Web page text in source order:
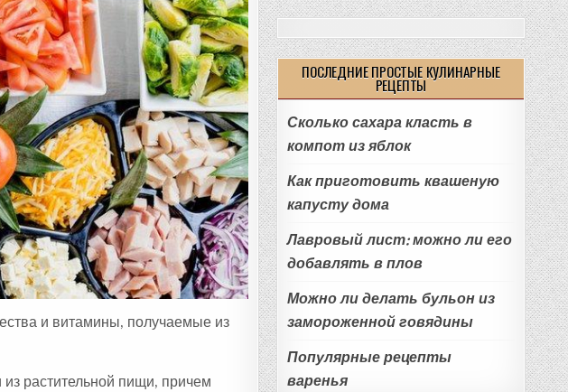
и витамины, получаемые из
растительной пищи, причем
ПОСЛЕДНИЕ ПРОСТЫЕ КУЛИНАРНЫЕ
РЕЦЕПТЫ
Сколько сахара класть в
компот из яблок
Как приготовить квашеную
капусту дома
Лавровый лист: можно ли его
добавлять в плов
Можно ли делать бульон из
замороженной говядины
Популярные рецепты
варенья